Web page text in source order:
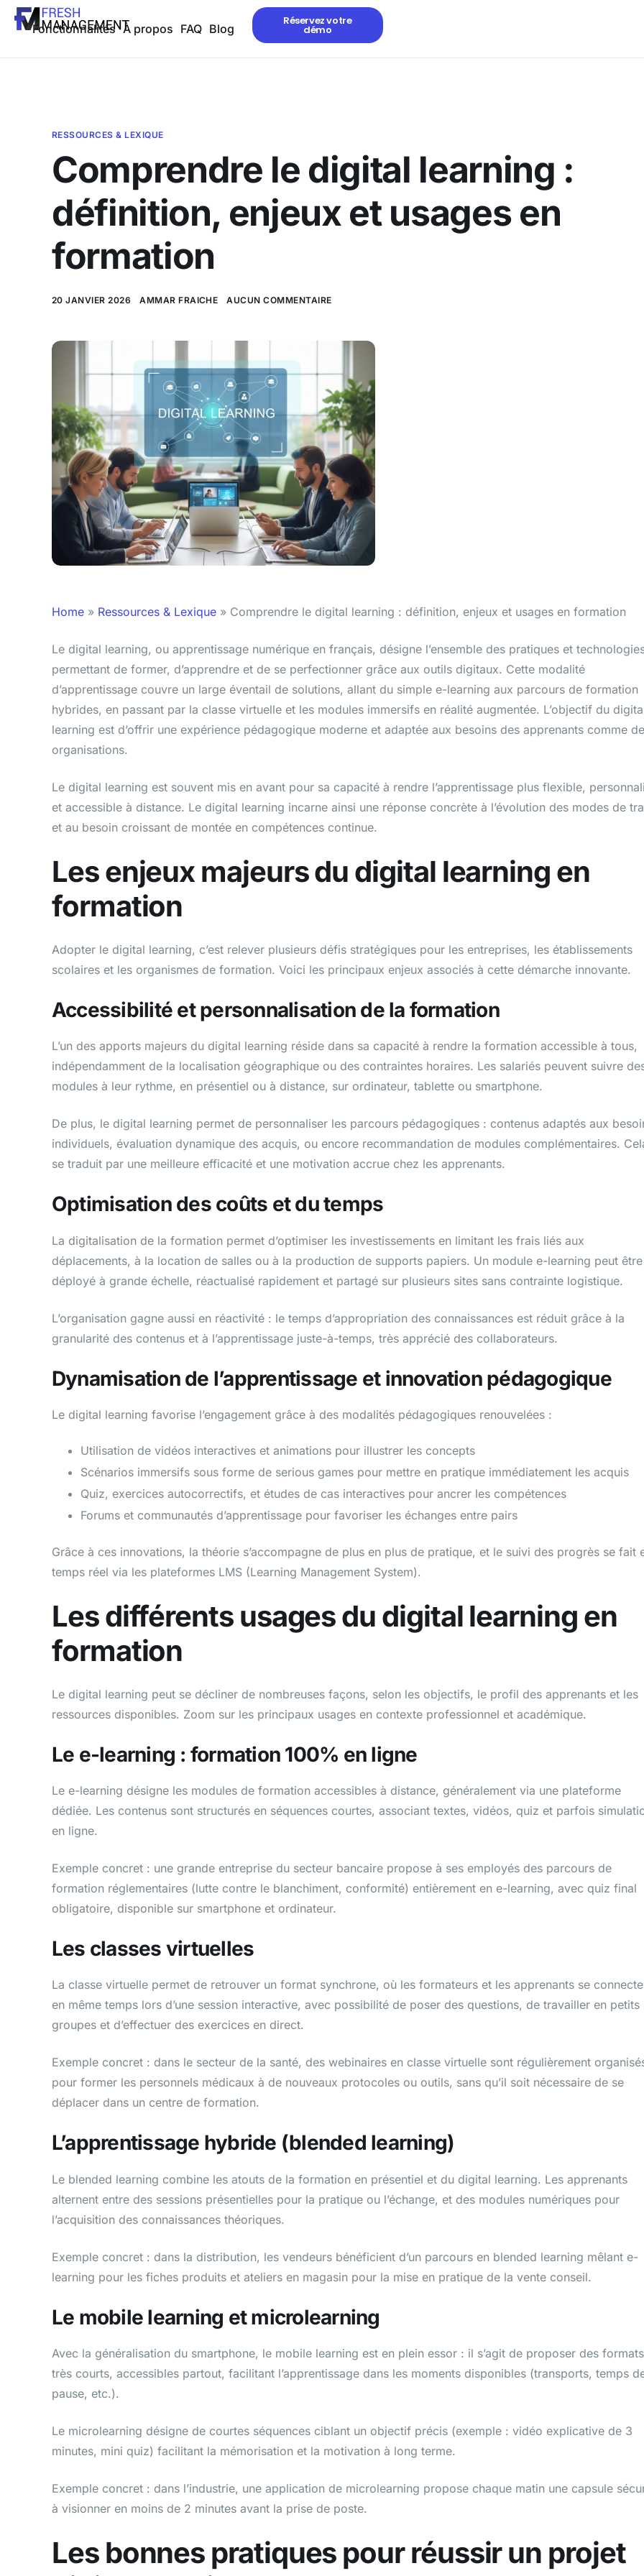
Fonctionnalités À propos FAQ Blog
Réservez votre
démo
RESSOURCES & LEXIQUE
Comprendre le digital learning :
définition, enjeux et usages en
formation
20 JANVIER 2026 AMMAR FRAICHE AUCUN COMMENTAIRE
Home » Ressources & Lexique » Comprendre le digital learning : définition, enjeux et usages en formation
Le digital learning, ou apprentissage numérique en français, désigne l’ensemble des pratiques et
permettant de former, d’apprendre et de se perfectionner grâce aux outils digitaux. Cette modalité
d’apprentissage couvre un large éventail de solutions, allant du simple e-learning aux parcours de formation
hybrides, en passant par la classe virtuelle et les modules immersifs en réalité augmentée. L’objectif du
learning est d’offrir une expérience pédagogique moderne et adaptée aux besoins des apprenants comme
organisations.
Le digital learning est souvent mis en avant pour sa capacité à rendre l’apprentissage plus flexible,
et accessible à distance. Le digital learning incarne ainsi une réponse concrète à l’évolution des modes de
et au besoin croissant de montée en compétences continue.
Les enjeux majeurs du digital learning en
formation
Adopter le digital learning, c’est relever plusieurs défis stratégiques pour les entreprises, les établissements
scolaires et les organismes de formation. Voici les principaux enjeux associés à cette démarche innovante.
Accessibilité et personnalisation de la formation
L’un des apports majeurs du digital learning réside dans sa capacité à rendre la formation accessible à tous,
indépendamment de la localisation géographique ou des contraintes horaires. Les salariés peuvent suivre
modules à leur rythme, en présentiel ou à distance, sur ordinateur, tablette ou smartphone.
De plus, le digital learning permet de personnaliser les parcours pédagogiques : contenus adaptés aux
individuels, évaluation dynamique des acquis, ou encore recommandation de modules complémentaires.
se traduit par une meilleure efficacité et une motivation accrue chez les apprenants.
Optimisation des coûts et du temps
La digitalisation de la formation permet d’optimiser les investissements en limitant les frais liés aux
déplacements, à la location de salles ou à la production de supports papiers. Un module e-learning peut être
déployé à grande échelle, réactualisé rapidement et partagé sur plusieurs sites sans contrainte logistique.
L’organisation gagne aussi en réactivité : le temps d’appropriation des connaissances est réduit grâce à la
granularité des contenus et à l’apprentissage juste-à-temps, très apprécié des collaborateurs.
Dynamisation de l’apprentissage et innovation pédagogique
Le digital learning favorise l’engagement grâce à des modalités pédagogiques renouvelées :
Utilisation de vidéos interactives et animations pour illustrer les concepts
Scénarios immersifs sous forme de serious games pour mettre en pratique immédiatement les acquis
Quiz, exercices autocorrectifs, et études de cas interactives pour ancrer les compétences
Forums et communautés d’apprentissage pour favoriser les échanges entre pairs
Grâce à ces innovations, la théorie s’accompagne de plus en plus de pratique, et le suivi des progrès se fait
temps réel via les plateformes LMS (Learning Management System).
Les différents usages du digital learning en
formation
Le digital learning peut se décliner de nombreuses façons, selon les objectifs, le profil des apprenants et les
ressources disponibles. Zoom sur les principaux usages en contexte professionnel et académique.
Le e-learning : formation 100% en ligne
Le e-learning désigne les modules de formation accessibles à distance, généralement via une plateforme
dédiée. Les contenus sont structurés en séquences courtes, associant textes, vidéos, quiz et parfois
en ligne.
Exemple concret : une grande entreprise du secteur bancaire propose à ses employés des parcours de
formation réglementaires (lutte contre le blanchiment, conformité) entièrement en e-learning, avec quiz final
obligatoire, disponible sur smartphone et ordinateur.
Les classes virtuelles
La classe virtuelle permet de retrouver un format synchrone, où les formateurs et les apprenants se
en même temps lors d’une session interactive, avec possibilité de poser des questions, de travailler en petits
groupes et d’effectuer des exercices en direct.
Exemple concret : dans le secteur de la santé, des webinaires en classe virtuelle sont régulièrement
pour former les personnels médicaux à de nouveaux protocoles ou outils, sans qu’il soit nécessaire de se
déplacer dans un centre de formation.
L’apprentissage hybride (blended learning)
Le blended learning combine les atouts de la formation en présentiel et du digital learning. Les apprenants
alternent entre des sessions présentielles pour la pratique ou l’échange, et des modules numériques pour
l’acquisition des connaissances théoriques.
Exemple concret : dans la distribution, les vendeurs bénéficient d’un parcours en blended learning mêlant e-
learning pour les fiches produits et ateliers en magasin pour la mise en pratique de la vente conseil.
Le mobile learning et microlearning
Avec la généralisation du smartphone, le mobile learning est en plein essor : il s’agit de proposer des formats
très courts, accessibles partout, facilitant l’apprentissage dans les moments disponibles (transports, temps
pause, etc.).
Le microlearning désigne de courtes séquences ciblant un objectif précis (exemple : vidéo explicative de 3
minutes, mini quiz) facilitant la mémorisation et la motivation à long terme.
Exemple concret : dans l’industrie, une application de microlearning propose chaque matin une capsule
à visionner en moins de 2 minutes avant la prise de poste.
Les bonnes pratiques pour réussir un projet